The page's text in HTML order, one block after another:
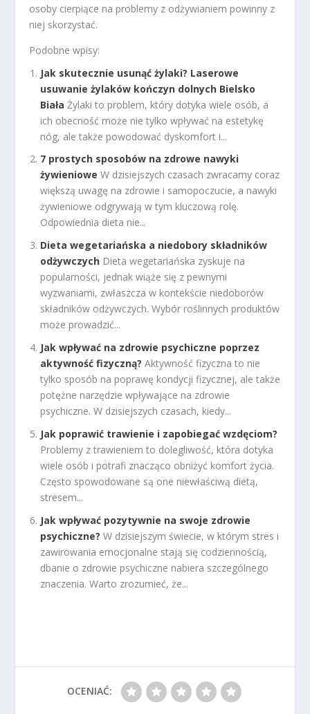
osoby cierpiące na problemy z odżywianiem powinny z
niej skorzystać.
Podobne wpisy:
Jak skutecznie usunąć żylaki? Laserowe
usuwanie żylaków kończyn dolnych Bielsko
Biała Żylaki to problem, który dotyka wiele osób, a
ich obecność może nie tylko wpływać na estetykę
nóg, ale także powodować dyskomfort i...
7 prostych sposobów na zdrowe nawyki
żywieniowe W dzisiejszych czasach zwracamy coraz
większą uwagę na zdrowie i samopoczucie, a nawyki
żywieniowe odgrywają w tym kluczową rolę.
Odpowiednia dieta nie...
Dieta wegetariańska a niedobory składników
odżywczych Dieta wegetariańska zyskuje na
popularności, jednak wiąże się z pewnymi
wyzwaniami, zwłaszcza w kontekście niedoborów
składników odżywczych. Wybór roślinnych produktów
może prowadzić...
Jak wpływać na zdrowie psychiczne poprzez
aktywność fizyczną? Aktywność fizyczna to nie
tylko sposób na poprawę kondycji fizycznej, ale także
potężne narzędzie wpływające na zdrowie
psychiczne. W dzisiejszych czasach, kiedy...
Jak poprawić trawienie i zapobiegać wzdęciom?
Problemy z trawieniem to dolegliwość, która dotyka
wiele osób i potrafi znacząco obniżyć komfort życia.
Często spowodowane są one niewłaściwą dietą,
stresem...
Jak wpływać pozytywnie na swoje zdrowie
psychiczne? W dzisiejszym świecie, w którym stres i
zawirowania emocjonalne stają się codziennością,
dbanie o zdrowie psychiczne nabiera szczególnego
znaczenia. Warto zrozumieć, że...
OCENIAĆ: